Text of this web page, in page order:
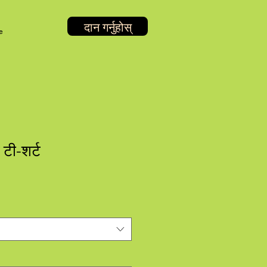
दान गर्नुहोस्
शर्ट